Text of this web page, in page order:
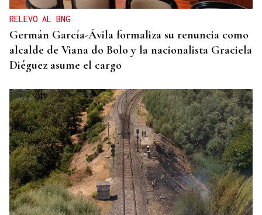
años
RELEVO AL BNG
Germán García-Ávila formaliza su renuncia como
alcalde de Viana do Bolo y la nacionalista Graciela
Diéguez asume el cargo